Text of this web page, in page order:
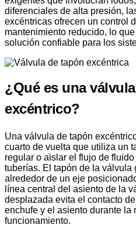
diferenciales de alta presión,
excéntricas ofrecen un control
mantenimiento reducido, lo
solución confiable para los
¿Qué es una
excéntrico?
Una válvula de tapón
cuarto de vuelta que utiliza un
regular o aislar el flujo de
tuberías. El tapón de la válvula
alrededor de un eje
línea central del asiento de la
desplazada evita el contacto
enchufe y el asiento durante la
funcionamiento.